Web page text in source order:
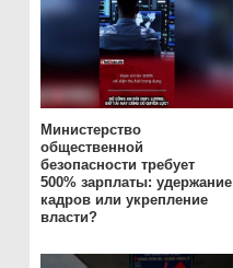
Министерство
общественной
безопасности требует
500% зарплаты: удержание
кадров или укрепление
власти?